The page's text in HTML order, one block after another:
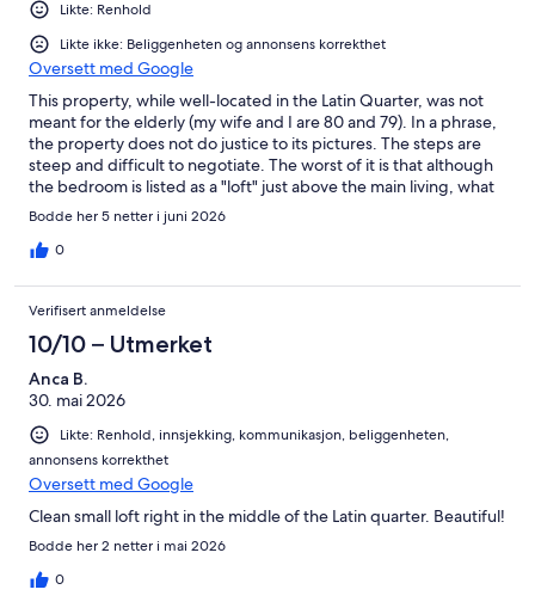
Likte: Renhold
Likte ikke: Beliggenheten og annonsens korrekthet
Oversett med Google
This property, while well-located in the Latin Quarter, was not
meant for the elderly (my wife and I are 80 and 79). In a phrase,
the property does not do justice to its pictures. The steps are
steep and difficult to negotiate. The worst of it is that although
the bedroom is listed as a "loft" just above the main living, what
is not noted (or obvious from the pictorial display on line) is that
the ceiling in the bedroom is only about 4 1/2 feet high--that is,
you can't stand upright in it and have to slither out of the bed to
bathroom is). The kitchen is basically a kitchenette with a hot
plate and microwave. We never used it, even though we had
hoped to, which is why we got an apartment rather than a hotel
room. The bathroom is the best part of the accommodations. It
was recently remodeled and quite adequate with a nice walk-in
shower. The place claims to have a/c, and it does, but it is a
portable unit which was hardly adequate for cooling. We were
just lucky we were there before the June heat wave hit Paris. I
would not recommend this place for anyone over 25. Sorry.
Bodde her 5 netter i juni 2026
0
Verifisert anmeldelse
10/10 – Utmerket
Anca B.
30. mai 2026
Likte: Renhold, innsjekking, kommunikasjon, beliggenheten,
annonsens korrekthet
Oversett med Google
Clean small loft right in the middle of the Latin quarter. Beautiful!
Bodde her 2 netter i mai 2026
0